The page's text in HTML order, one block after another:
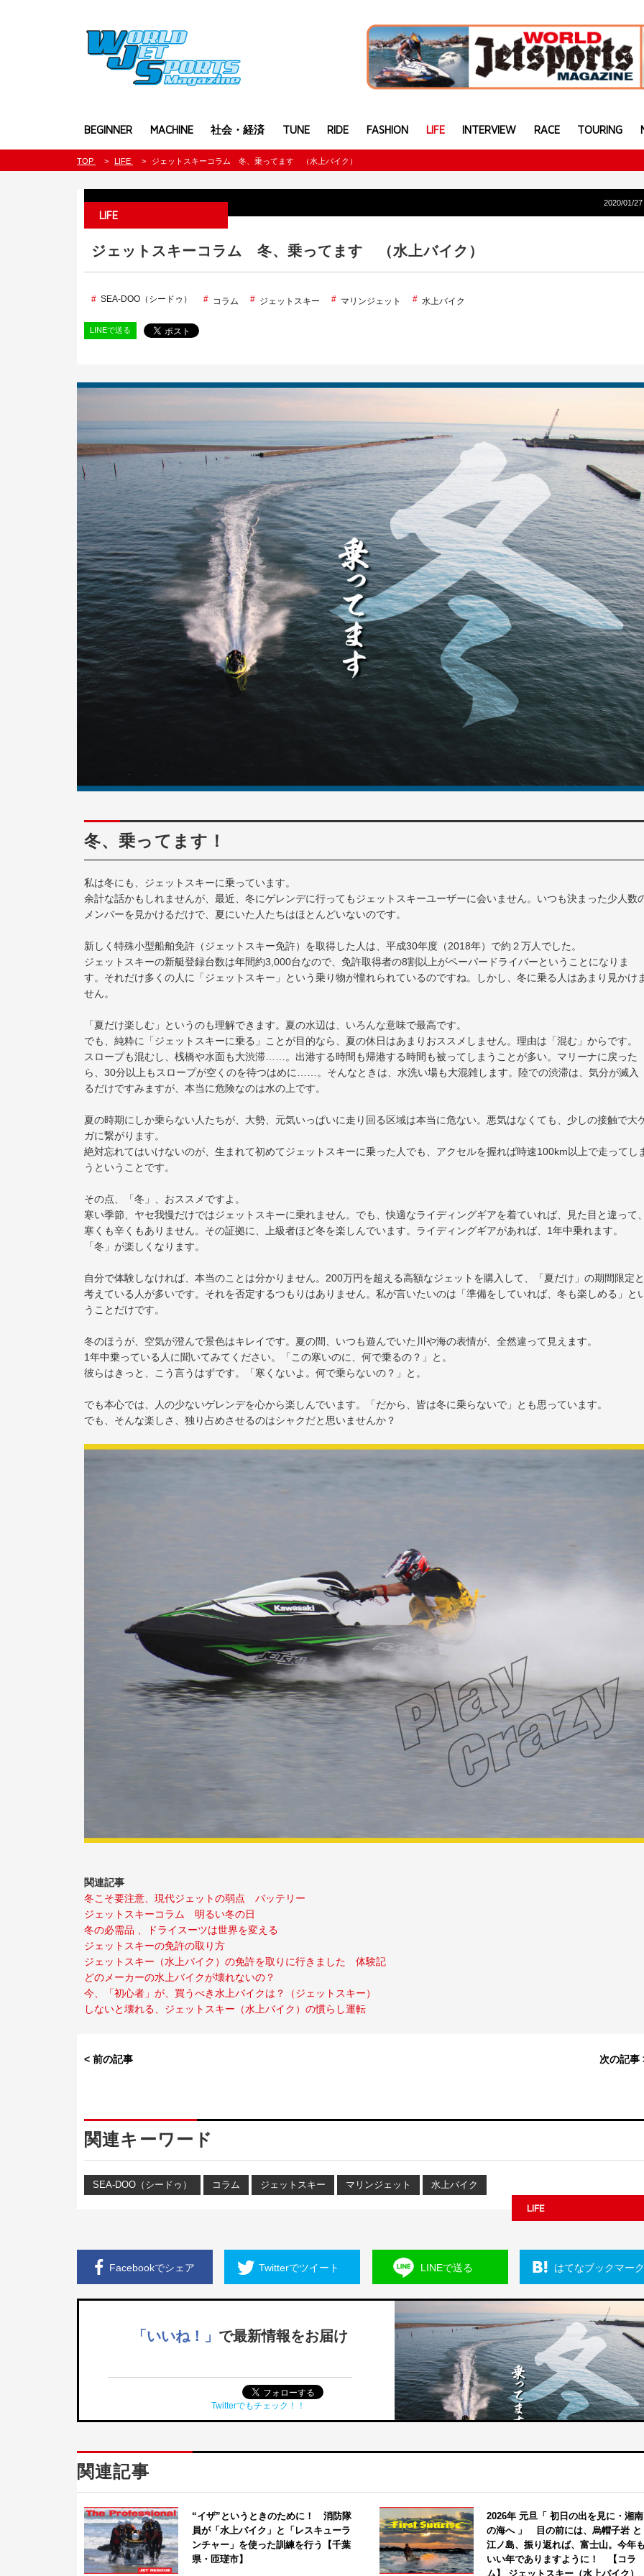
BEGINNER MACHINE 社会・経済 TUNE RIDE FASHION LIFE INTERVIEW RACE TOURING
TOP LIFE ジェットスキーコラム 冬、乗ってます （水上バイク）
2020/01/27
LIFE
ジェットスキーコラム 冬、乗ってます （水上バイク）
SEA-DOO（シードゥ） コラム ジェットスキー マリンジェット 水上バイク
LINEで送る
冬、乗ってます！
私は冬にも、ジェットスキーに乗っています。
余計な話かもしれませんが、最近、冬にゲレンデに行ってもジェットスキーユーザーに会いません。いつも決まった少人数
メンバーを見かけるだけで、夏にいた人たちはほとんどいないのです。
新しく特殊小型船舶免許（ジェットスキー免許）を取得した人は、平成30年度（2018年）で約２万人でした。
ジェットスキーの新艇登録台数は年間約3,000台なので、免許取得者の8割以上がペーパードライバーということになりま
す。それだけ多くの人に「ジェットスキー」という乗り物が憧れられているのですね。しかし、冬に乗る人はあまり見かけ
せん。
「夏だけ楽しむ」というのも理解できます。夏の水辺は、いろんな意味で最高です。
でも、純粋に「ジェットスキーに乗る」ことが目的なら、夏の休日はあまりおススメしません。理由は「混む」からです。
スロープも混むし、桟橋や水面も大渋滞……。出港する時間も帰港する時間も被ってしまうことが多い。マリーナに戻った
ら、30分以上もスロープが空くのを待つはめに……。そんなときは、水洗い場も大混雑します。陸での渋滞は、気分が滅入
るだけですみますが、本当に危険なのは水の上です。
夏の時期にしか乗らない人たちが、大勢、元気いっぱいに走り回る区域は本当に危ない。悪気はなくても、少しの接触で大
ガに繋がります。
絶対忘れてはいけないのが、生まれて初めてジェットスキーに乗った人でも、アクセルを握れば時速100km以上で走ってし
うということです。
その点、「冬」、おススメですよ。
寒い季節、ヤセ我慢だけではジェットスキーに乗れません。でも、快適なライディングギアを着ていれば、見た目と違って
寒くも辛くもありません。その証拠に、上級者ほど冬を楽しんでいます。ライディングギアがあれば、1年中乗れます。
「冬」が楽しくなります。
自分で体験しなければ、本当のことは分かりません。200万円を超える高額なジェットを購入して、「夏だけ」の期間限定と
考えている人が多いです。それを否定するつもりはありません。私が言いたいのは「準備をしていれば、冬も楽しめる」と
うことだけです。
冬のほうが、空気が澄んで景色はキレイです。夏の間、いつも遊んでいた川や海の表情が、全然違って見えます。
1年中乗っている人に聞いてみてください。「この寒いのに、何で乗るの？」と。
彼らはきっと、こう言うはずです。「寒くないよ。何で乗らないの？」と。
でも本心では、人の少ないゲレンデを心から楽しんでいます。「だから、皆は冬に乗らないで」とも思っています。
でも、そんな楽しさ、独り占めさせるのはシャクだと思いませんか？
関連記事
冬こそ要注意、現代ジェットの弱点 バッテリー
ジェットスキーコラム 明るい冬の日
冬の必需品 、ドライスーツは世界を変える
ジェットスキーの免許の取り方
ジェットスキー（水上バイク）の免許を取りに行きました 体験記
どのメーカーの水上バイクが壊れないの？
今、「初心者」が、買うべき水上バイクは？（ジェットスキー）
しないと壊れる、ジェットスキー（水上バイク）の慣らし運転
< 前の記事 次の記事
関連キーワード
SEA-DOO（シードゥ） コラム ジェットスキー マリンジェット 水上バイク
LIFE
Facebookでシェア Twitterでツイート LINEで送る はてなブックマー
「いいね！」 で最新情報をお届け
Twitterでもチェック！！
関連記事
“イザ”というときのために！ 消防隊
員が「水上バイク」と「レスキューラ
ンチャー」を使った訓練を行う【千葉
県・匝瑳市】
2026年 元旦「 初日の出を見に・湘南
の海へ 」 目の前には、烏帽子岩 と
江ノ島、振り返れば、富士山。今年
いい年でありますように！ 【コラ
ム】 ジェットスキー（水上バイク）